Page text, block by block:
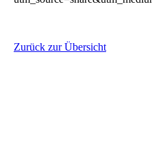
Zurück zur Übersicht